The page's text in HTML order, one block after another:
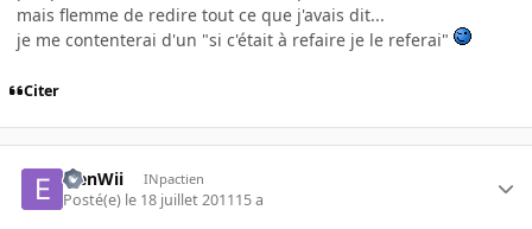
mais flemme de redire tout ce que j'avais dit...
je me contenterai d'un "si c'était à refaire je le referai"
Citer
ElenWii INpactien
Posté(e) le 18 juillet 201115 a